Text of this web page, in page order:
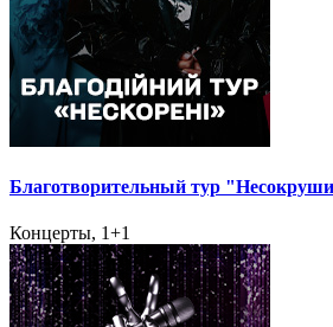
Благотворительный тур
Концерты, 1+1